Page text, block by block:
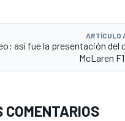
ARTÍCULO
así fue la presentación del
McLaren
COMENTARIOS